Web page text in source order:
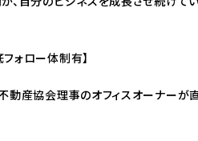
ォロー体制有】
動産協会理事のオフィスオーナーが